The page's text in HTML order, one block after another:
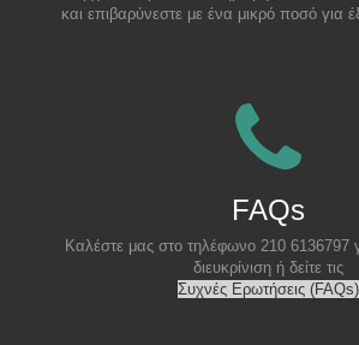
και επιβαρύνεστε με ένα μικρό ποσό για
FAQs
Καλέστε μας στο τηλέφωνο 210 6136797
διευκρίνιση ή δείτε τις
Συχνές Ερωτήσεις (FAQs)